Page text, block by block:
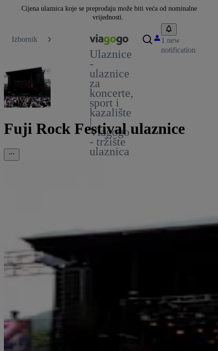
Cijena ulaznica koje se preprodaju može biti veća od nominalne
vrijednosti.
Izbornik
Ulaznice
-
ulaznice
za
koncerte,
sport i
kazalište
|
Viagogo
- tržište
ulaznica
1 new
notification
Fuji Rock Festival ulaznice